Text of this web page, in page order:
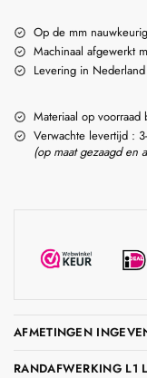
Op de mm
Machinaal afgewerkt
Levering in
Materiaal op voorraad
Verwachte levertijd :
(op maat gezaagd en
AFMETINGEN
RANDAFWERKING L1